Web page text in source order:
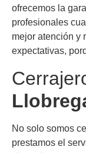
ofrecemos la
profesionales
mejor atención y
expectativas,
No solo somos
prestamos el